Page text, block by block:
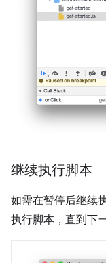
继续执行脚本
如需在暂停后继续
执行脚本，直到下